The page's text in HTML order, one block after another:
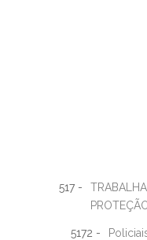
517 -
5172 -